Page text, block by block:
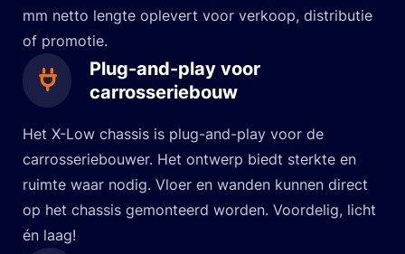
mm netto lengte oplevert voor verkoop, distributie
of promotie.
Plug-and-play voor
carrosseriebouw
Het X-Low chassis is plug-and-play voor de
carrosseriebouwer. Het ontwerp biedt sterkte en
ruimte waar nodig. Vloer en wanden kunnen direct
op het chassis gemonteerd worden. Voordelig, licht
én laag!